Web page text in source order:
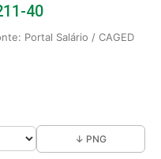
40
Portal Salário / CAGED
↓ PNG